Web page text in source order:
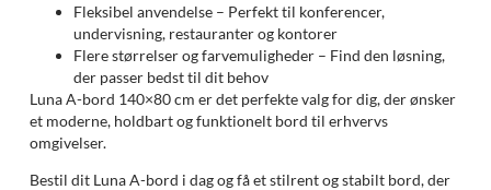
Fleksibel anvendelse – Perfekt til konferencer,
undervisning, restauranter og kontorer
Flere størrelser og farvemuligheder – Find den løsning,
der passer bedst til dit behov
Luna A-bord 140×80 cm er det perfekte valg for dig, der ønsker
et moderne, holdbart og funktionelt bord til erhvervs
omgivelser.
Bestil dit Luna A-bord i dag og få et stilrent og stabilt bord, der